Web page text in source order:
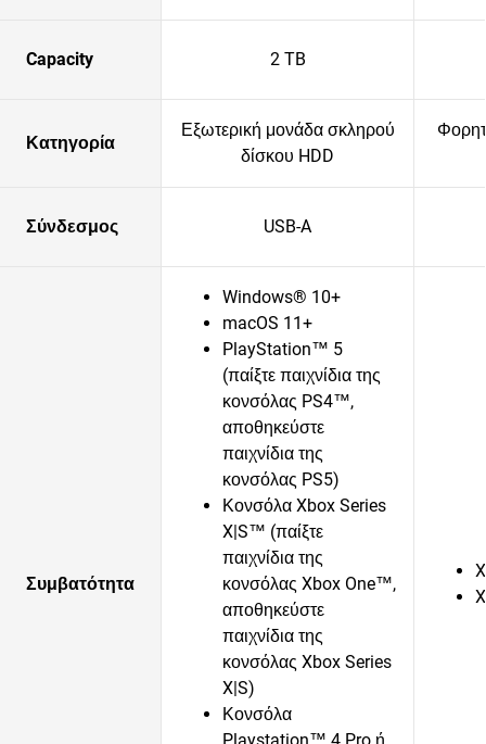
Capacity 2 TB
Κατηγορία
Εξωτερική μονάδα σκληρού
δίσκου HDD
Σύνδεσμος USB-A
Συμβατότητα
Windows® 10+
macOS 11+
PlayStation™ 5
(παίξτε παιχνίδια της
κονσόλας PS4™,
αποθηκεύστε
παιχνίδια της
κονσόλας PS5)
Κονσόλα Xbox Series
X|S™ (παίξτε
παιχνίδια της
κονσόλας Xbox One™,
αποθηκεύστε
παιχνίδια της
κονσόλας Xbox Series
X|S)
Κονσόλα